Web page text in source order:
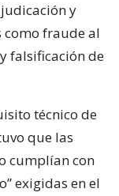
y
fraude al
falsificación de
técnico de
que las
cumplían con
exigidas en el